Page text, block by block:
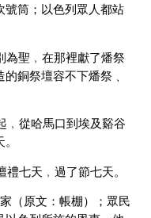
號筒；以色列眾人都站
為聖﹐在那裡獻了燔祭
銅祭壇容不下燔祭﹑
﹐從哈馬口到埃及谿谷
七天﹐過了節七天。
（原文：帳棚）；眾民